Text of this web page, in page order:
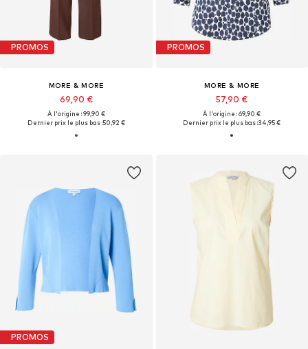
PROMOS
MORE & MORE
69,90 €
À l'origine : 99,90 €
Dernier prix le plus bas :50,92 €
PROMOS
MORE & MORE
57,90 €
À l'origine : 69,90 €
Dernier prix le plus bas :34,95 €
PROMOS